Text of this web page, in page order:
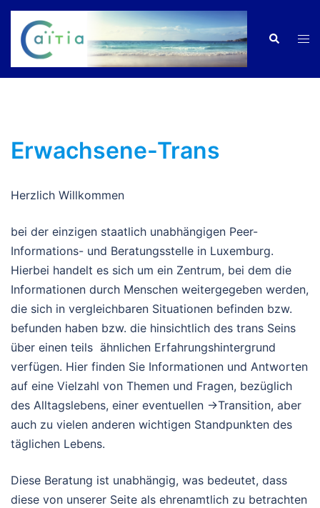
Zum
Inhalt
springen
Suche
Erwachsene-Trans
Herzlich Willkommen
bei der einzigen staatlich unabhängigen Peer-
Informations- und Beratungsstelle in Luxemburg.
Hierbei handelt es sich um ein Zentrum, bei dem die
Informationen durch Menschen weitergegeben werden,
die sich in vergleichbaren Situationen befinden bzw.
befunden haben bzw. die hinsichtlich des trans Seins
über einen teils ähnlichen Erfahrungshintergrund
verfügen. Hier finden Sie Informationen und Antworten
auf eine Vielzahl von Themen und Fragen, bezüglich
des Alltagslebens, einer eventuellen →Transition, aber
auch zu vielen anderen wichtigen Standpunkten des
täglichen Lebens.
Diese Beratung ist unabhängig, was bedeutet, dass
diese von unserer Seite als ehrenamtlich zu betrachten